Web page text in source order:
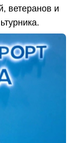
ветеранов и